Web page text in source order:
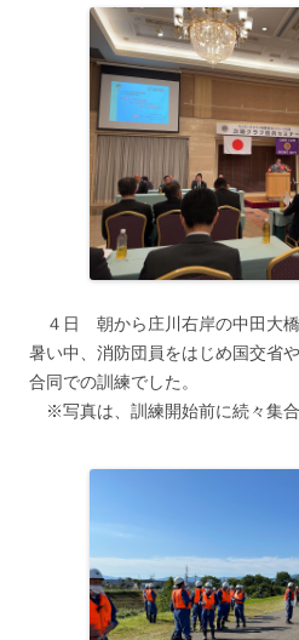
４日 朝から庄川右岸の中田大橋
暑い中、消防団員をはじめ国交省
合同での訓練でした。
※写真は、訓練開始前に続々集合